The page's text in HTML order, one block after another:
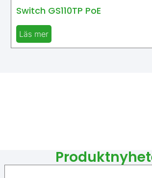
Switch GS110TP PoE
Läs mer